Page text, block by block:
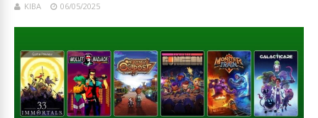
KIBA 06/05/2025